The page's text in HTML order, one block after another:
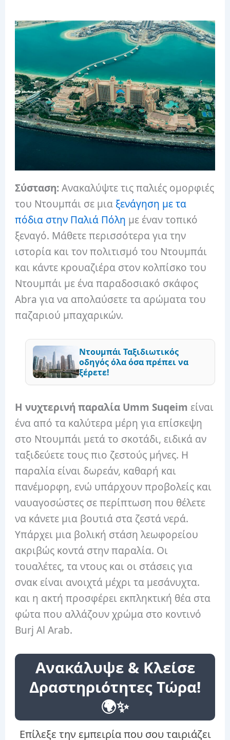
Σύσταση:Ανακαλύψτε τις παλιές ομορφιές
του Ντουμπάι σε μια ξενάγηση με τα
πόδια στην Παλιά Πόλη με έναν τοπικό
ξεναγό. Μάθετε περισσότερα για την
ιστορία και τον πολιτισμό του Ντουμπάι
και κάντε κρουαζιέρα στον κολπίσκο του
Ντουμπάι με ένα παραδοσιακό σκάφος
Abra για να απολαύσετε τα αρώματα του
παζαριού μπαχαρικών.
Ντουμπάι Ταξιδιωτικός
οδηγός όλα όσα πρέπει να
ξέρετε!
Η νυχτερινή παραλία Umm Suqeim είναι
ένα από τα καλύτερα μέρη για επίσκεψη
στο Ντουμπάι μετά το σκοτάδι, ειδικά αν
ταξιδεύετε τους πιο ζεστούς μήνες. Η
παραλία είναι δωρεάν, καθαρή και
πανέμορφη, ενώ υπάρχουν προβολείς και
ναυαγοσώστες σε περίπτωση που θέλετε
να κάνετε μια βουτιά στα ζεστά νερά.
Υπάρχει μια βολική στάση λεωφορείου
ακριβώς κοντά στην παραλία. Οι
τουαλέτες, τα ντους και οι στάσεις για
σνακ είναι ανοιχτά μέχρι τα μεσάνυχτα.
και η ακτή προσφέρει εκπληκτική θέα στα
φώτα που αλλάζουν χρώμα στο κοντινό
Burj Al Arab.
Ανακάλυψε & Κλείσε
Δραστηριότητες Τώρα!
🌍✨
Επίλεξε την εμπειρία που σου ταιριάζει